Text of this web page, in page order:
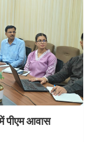
पीएम आवास